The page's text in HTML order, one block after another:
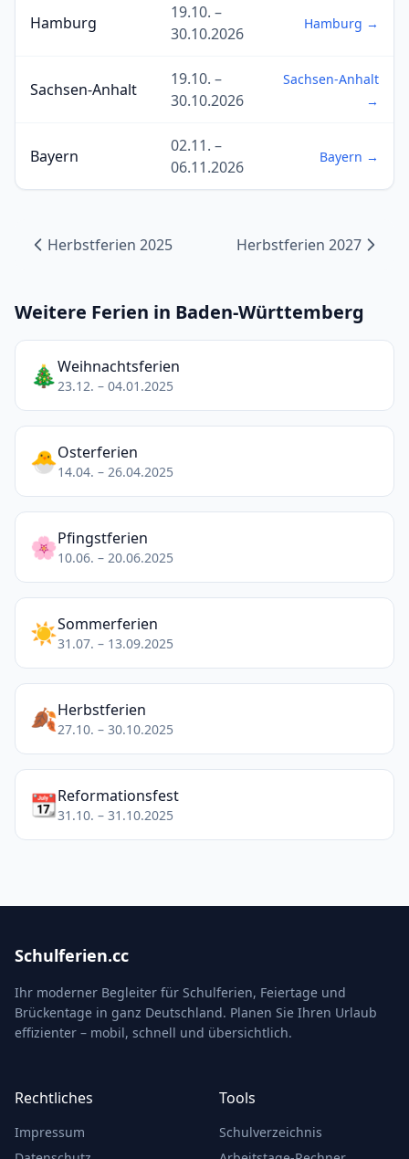
Hamburg
19.10. –
30.10.2026
Hamburg →
Sachsen-Anhalt
19.10. –
30.10.2026
Sachsen-Anhalt
→
Bayern
02.11. –
06.11.2026
Bayern →
Herbstferien 2025 Herbstferien 2027
Weitere Ferien in Baden-Württemberg
🎄Weihnachtsferien
23.12. – 04.01.2025
🐣Osterferien
14.04. – 26.04.2025
🌸Pfingstferien
10.06. – 20.06.2025
☀️Sommerferien
31.07. – 13.09.2025
🍂Herbstferien
27.10. – 30.10.2025
📆Reformationsfest
31.10. – 31.10.2025
Schulferien.cc
Ihr moderner Begleiter für Schulferien, Feiertage und
Brückentage in ganz Deutschland. Planen Sie Ihren Urlaub
effizienter – mobil, schnell und übersichtlich.
Rechtliches
Impressum
Tools
Schulverzeichnis